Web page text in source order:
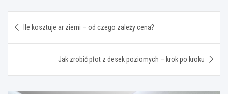
wpisu
Ile kosztuje ar ziemi – od czego zależy cena?
Jak zrobić płot z desek poziomych – krok po kroku